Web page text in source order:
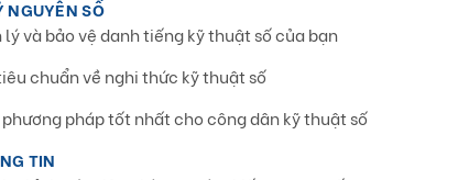
NGUYÊN SỐ
lý và bảo vệ danh tiếng kỹ thuật số của bạn
chuẩn về nghi thức kỹ thuật số
pháp tốt nhất cho công dân kỹ thuật số
TIN